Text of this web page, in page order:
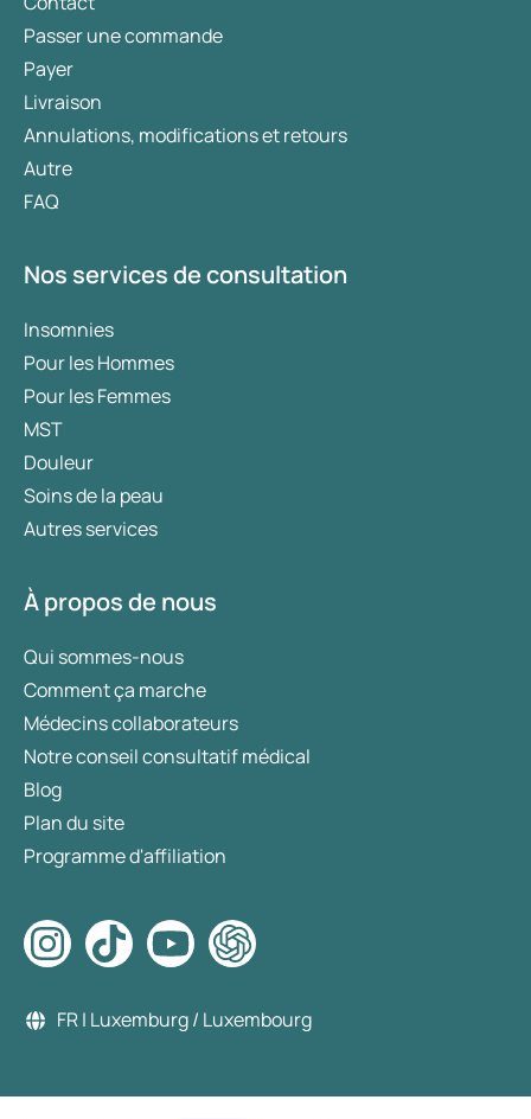
Passer une commande
Payer
Livraison
Annulations, modifications et retours
Autre
FAQ
Nos services de consultation
Insomnies
Pour les Hommes
Pour les Femmes
MST
Douleur
Soins de la peau
Autres services
À propos de nous
Qui sommes-nous
Comment ça marche
Médecins collaborateurs
Notre conseil consultatif médical
Blog
Plan du site
Programme d'affiliation
FR | Luxemburg / Luxembourg